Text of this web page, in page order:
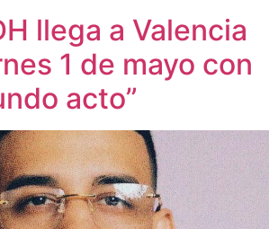
llega a Valencia
1 de mayo con
acto”